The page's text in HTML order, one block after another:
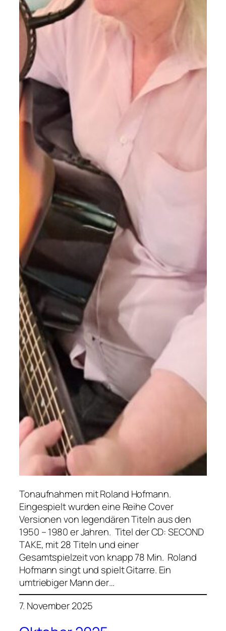
Tonaufnahmen mit Roland Hofmann.
Eingespielt wurden eine Reihe Cover
Versionen von legendären Titeln aus den
1950 – 1980 er Jahren. Titel der CD: SECOND
TAKE, mit 28 Titeln und einer
Gesamtspielzeit von knapp 78 Min. Roland
Hofmann singt und spielt Gitarre. Ein
umtriebiger Mann der…
7. November 2025